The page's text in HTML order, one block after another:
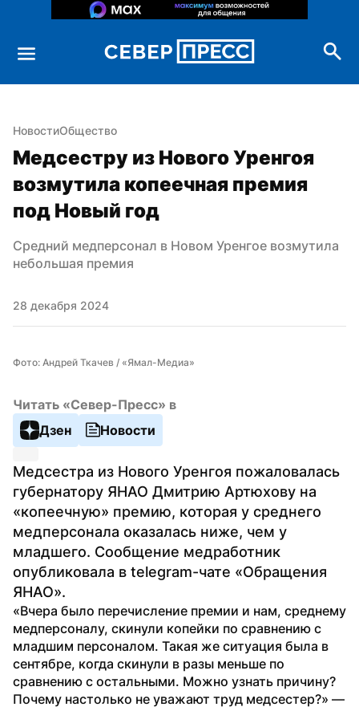
НовостиОбщество
Медсестру из Нового Уренгоя
возмутила копеечная премия
под Новый год
Средний медперсонал в Новом Уренгое возмутила
небольшая премия
28 декабря 2024
Фото: Андрей Ткачев / «Ямал-Медиа»
Читать «Север-Пресс» в
Дзен
Новости
Медсестра из Нового Уренгоя пожаловалась
губернатору ЯНАО Дмитрию Артюхову на
«копеечную» премию, которая у среднего
медперсонала оказалась ниже, чем у
младшего. Сообщение медработник
опубликовала в telegram-чате «Обращения
ЯНАО».
«Вчера было перечисление премии и нам, среднему
медперсоналу, скинули копейки по сравнению с
младшим персоналом. Такая же ситуация была в
сентябре, когда скинули в разы меньше по
сравнению с остальными. Можно узнать причину?